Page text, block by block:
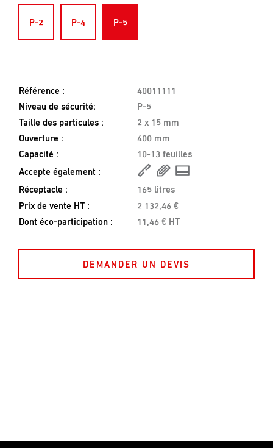
P-2 P-4 P-5
Référence :
40011111
Niveau de sécurité:
P-5
Taille des particules :
2 x 15 mm
Ouverture :
400 mm
Capacité :
10-13 feuilles
Accepte également :
Réceptacle :
165 litres
Prix de vente HT :
2 132,46 €
Dont éco-participation :
11,46 € HT
DEMANDER UN DEVIS